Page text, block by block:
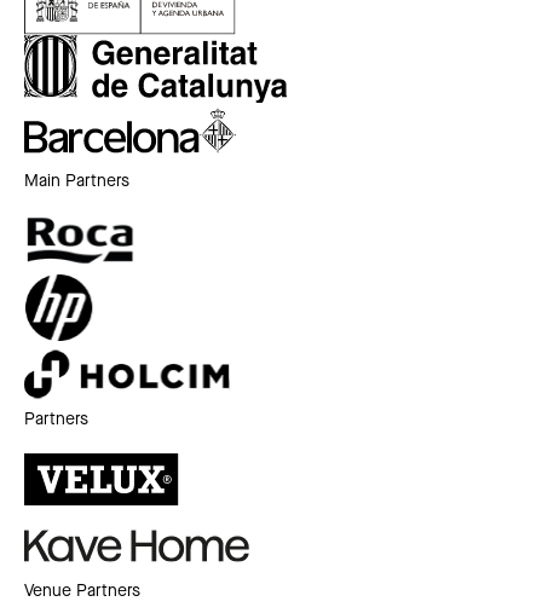
Main Partners
Partners
Venue Partners